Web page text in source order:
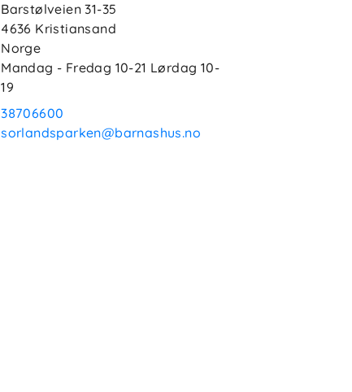
Barstølveien 31-35
4636 Kristiansand
Norge
Mandag - Fredag 10-21 Lørdag 10-
19
38706600
sorlandsparken@barnashus.no